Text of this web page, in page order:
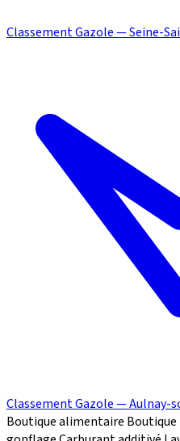
Classement Gazole — Seine-
Classement Gazole — Aulnay-
Boutique alimentaire